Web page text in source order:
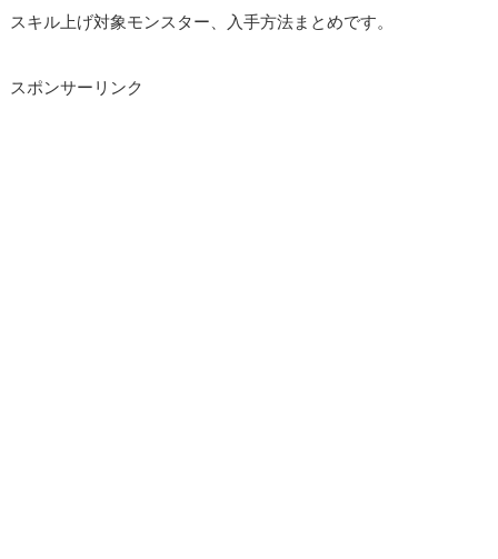
スキル上げ対象モンスター、入手方法まとめです。
スポンサーリンク